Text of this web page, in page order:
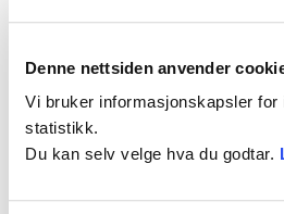
Denne nettsiden anvender
Vi bruker informasjonskapsler for
statistikk.
Du kan selv velge hva du godtar.
BESKRIVELSE
TILLEGGSINFORMASJON
PASSER TIL
Radiatorslange